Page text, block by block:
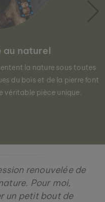
au naturel
la nature sous toutes
du bois et de la pierre font
véritable pièce unique.
renouvelée de
Pour moi,
un petit bout de